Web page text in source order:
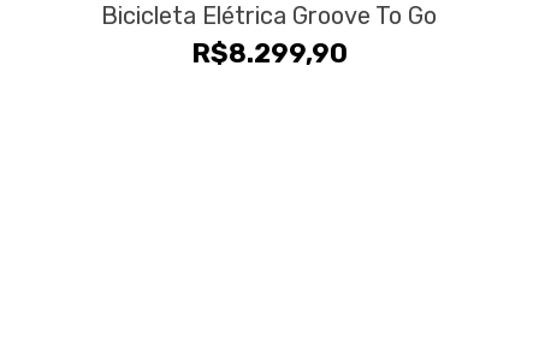
Bicicleta Elétrica Groove To Go
R$8.299,90